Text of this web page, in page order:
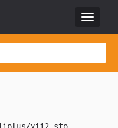
Toggle